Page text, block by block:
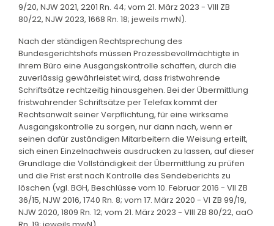
9/20, NJW 2021, 2201 Rn. 44; vom 21. März 2023 - VIII ZB
80/22, NJW 2023, 1668 Rn. 18; jeweils mwN).
Nach der ständigen Rechtsprechung des
Bundesgerichtshofs müssen Prozessbevollmächtigte in
ihrem Büro eine Ausgangskontrolle schaffen, durch die
zuverlässig gewährleistet wird, dass fristwahrende
Schriftsätze rechtzeitig hinausgehen. Bei der Übermittlung
fristwahrender Schriftsätze per Telefax kommt der
Rechtsanwalt seiner Verpflichtung, für eine wirksame
Ausgangskontrolle zu sorgen, nur dann nach, wenn er
seinen dafür zuständigen Mitarbeitern die Weisung erteilt,
sich einen Einzelnachweis ausdrucken zu lassen, auf dieser
Grundlage die Vollständigkeit der Übermittlung zu prüfen
und die Frist erst nach Kontrolle des Sendeberichts zu
löschen (vgl. BGH, Beschlüsse vom 10. Februar 2016 - VII ZB
36/15, NJW 2016, 1740 Rn. 8; vom 17. März 2020 - VI ZB 99/19,
NJW 2020, 1809 Rn. 12; vom 21. März 2023 - VIII ZB 80/22, aaO